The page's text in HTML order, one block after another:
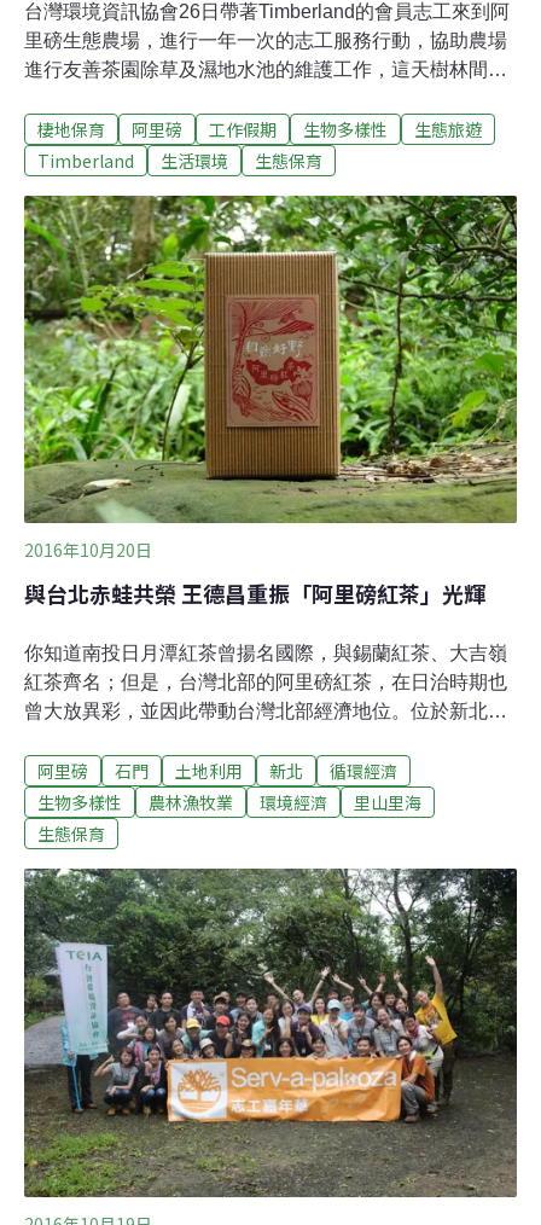
台灣環境資訊協會26日帶著Timberland的會員志工來到阿
里磅生態農場，進行一年一次的志工服務行動，協助農場
進行友善茶園除草及濕地水池的維護工作，這天樹林間吹
氣中增添了一股沁涼。一早抵達農場，志工們便精神抖擻
的準備上工。在工作人員的示範教學後，濕地水池組的志
一個踩進泥濘的濕地裡，不一會兒便聽到從池邊傳來一陣
陣驚呼聲，「又卡住了啦，快拉我！」花了好大一番力氣
在泥沼中前進到定點後，才算開始了今日的工作。阿里磅
生態農場依地勢由高至低共有七個天然湧泉池，過去做為
灌溉的埤塘，而經過多年自然演替後，目前每個水池的水
位深淺、生長的植物都不太一樣，棲息的生物種類因此非
常多樣。本次志工協助整理荷花池及青蛙保育池，撈起幾
乎覆蓋住池面的水芙蓉、人厭槐葉蘋等外來種浮水植物，
並將生長過度茂密的李氏禾割除，避免水池
棲地保育 阿里磅 工作假期 生物多樣性
生態旅遊
Timberland
生活環境 生態保育
2016年10月20日
與台北赤蛙共榮 王德昌重振「阿里磅紅茶」光輝
你知道南投日月潭紅茶曾揚名國際，與錫蘭紅茶、大吉嶺
紅茶齊名；但是，台灣北部的阿里磅紅茶，在日治時期也
曾大放異彩，並因此帶動台灣北部經濟地位。位於新北市
神，以過去粗放的生態農法種回「阿里磅紅茶」的光輝，
帶動區域經濟，讓人才回流。恢復阿里磅紅茶光輝 帶動區
域經濟為了恢復三芝石門一帶紅茶產業的光輝，阿里磅農
場這幾年致力推廣恢復傳統粗放、不用肥料，接近自然農
法的茶葉種植，並維繫依傍著里山地景生存的台北赤蛙，
期能恢復過去峽谷式石砌水梯田的生態生產地景。1878年
淡水海關報告曾記載：「15年以前，大稻埕四周的山坡
上，幾乎看不到一棵茶樹。現在這些山坡上都種滿了茶
樹，直至番界。……茶樹的種植也南拓至北緯24度，幾達
台灣中部。」台灣北部山區具有適合種茶的氣候條件，晚
清時期烏龍茶製茶技術盛極一時，主要銷往日本、中國；
茶的外銷贏過糖，因此奠定北部成為經濟中心的地位
阿里磅 石門 土地利用 新北
循環經濟
生物多樣性
農林漁牧業 環境經濟
里山里海
生態保育